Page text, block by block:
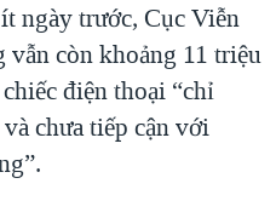
ngày trước, Cục Viễn
còn khoảng 11 triệu
điện thoại “chỉ
chưa tiếp cận với